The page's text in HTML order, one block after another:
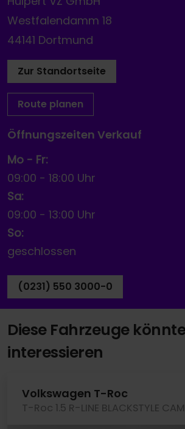
Westfalendamm 18
44141 Dortmund
Zur Standortseite
Route planen
Öffnungszeiten Verkauf
Mo - Fr:
09:00 - 18:00 Uhr
Sa:
09:00 - 13:00 Uhr
So:
geschlossen
(0231) 550 3000-0
Diese Fahrzeuge
interessieren
Volkswagen T-Roc